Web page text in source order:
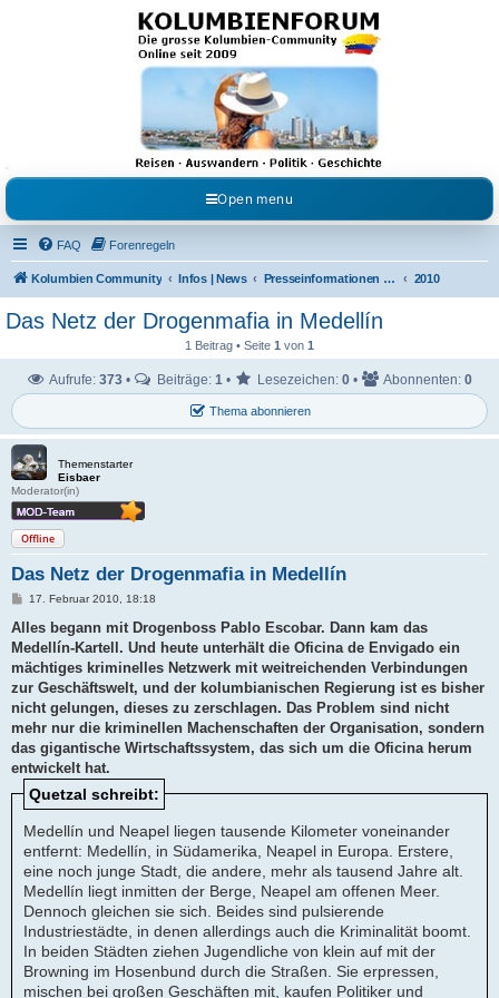
Kolumbienforum - Das
grosse Forum der
Freunde Kolumbiens
Reisen, Auswandern, Kultur, Politik, Geschichte und Visum in Kolumbien und Venezuela.
Austausch, Erfahrungen und Gemeinschaft im Kolumbienforum
Open menu
FAQ Forenregeln
Kolumbien Community Infos | News Presseinformationen & Neuigkeiten 2010
Das Netz der Drogenmafia in Medellín
1 Beitrag • Seite 1 von 1
Thema abonnieren
Aufrufe: 373 • Beiträge: 1 • Lesezeichen: 0 • Abonnenten: 0
Themenstarter
Eisbaer
Moderator(in)
Offline
Das Netz der Drogenmafia in Medellín
B
i
r
a
17. Februar 2010, 18:18
Alles begann mit Drogenboss Pablo Escobar. Dann kam das
Medellín-Kartell. Und heute unterhält die Oficina de Envigado ein
mächtiges kriminelles Netzwerk mit weitreichenden Verbindungen
zur Geschäftswelt, und der kolumbianischen Regierung ist es bisher
nicht gelungen, dieses zu zerschlagen. Das Problem sind nicht
mehr nur die kriminellen Machenschaften der Organisation, sondern
das gigantische Wirtschaftssystem, das sich um die Oficina herum
entwickelt hat.
Quetzal schreibt:
Medellín und Neapel liegen tausende Kilometer voneinander
entfernt: Medellín, in Südamerika, Neapel in Europa. Erstere,
eine noch junge Stadt, die andere, mehr als tausend Jahre alt.
Medellín liegt inmitten der Berge, Neapel am offenen Meer.
Dennoch gleichen sie sich. Beides sind pulsierende
Industriestädte, in denen allerdings auch die Kriminalität boomt.
In beiden Städten ziehen Jugendliche von klein auf mit der
Browning im Hosenbund durch die Straßen. Sie erpressen,
mischen bei großen Geschäften mit, kaufen Politiker und